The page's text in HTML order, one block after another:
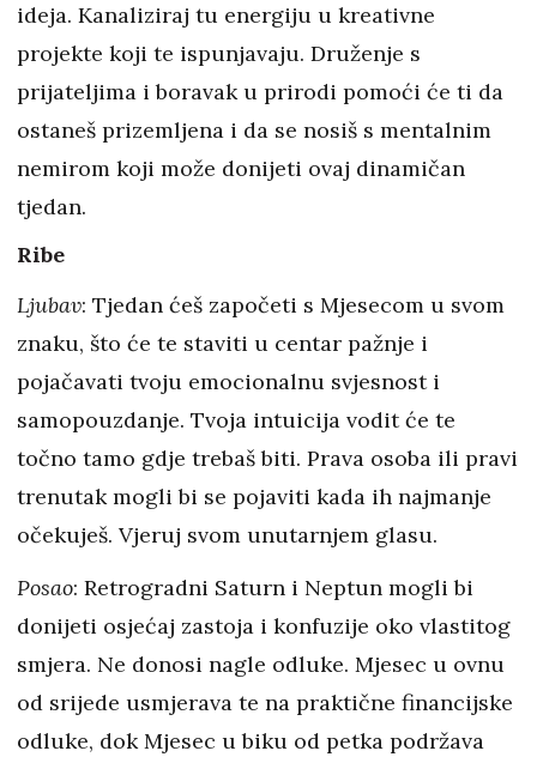
ideja. Kanaliziraj tu energiju u kreativne
projekte koji te ispunjavaju. Druženje s
prijateljima i boravak u prirodi pomoći će ti da
ostaneš prizemljena i da se nosiš s mentalnim
nemirom koji može donijeti ovaj dinamičan
tjedan.
Ribe
Ljubav: Tjedan ćeš započeti s Mjesecom u svom
znaku, što će te staviti u centar pažnje i
pojačavati tvoju emocionalnu svjesnost i
samopouzdanje. Tvoja intuicija vodit će te
točno tamo gdje trebaš biti. Prava osoba ili pravi
trenutak mogli bi se pojaviti kada ih najmanje
očekuješ. Vjeruj svom unutarnjem glasu.
Posao: Retrogradni Saturn i Neptun mogli bi
donijeti osjećaj zastoja i konfuzije oko vlastitog
smjera. Ne donosi nagle odluke. Mjesec u ovnu
od srijede usmjerava te na praktične financijske
odluke, dok Mjesec u biku od petka podržava